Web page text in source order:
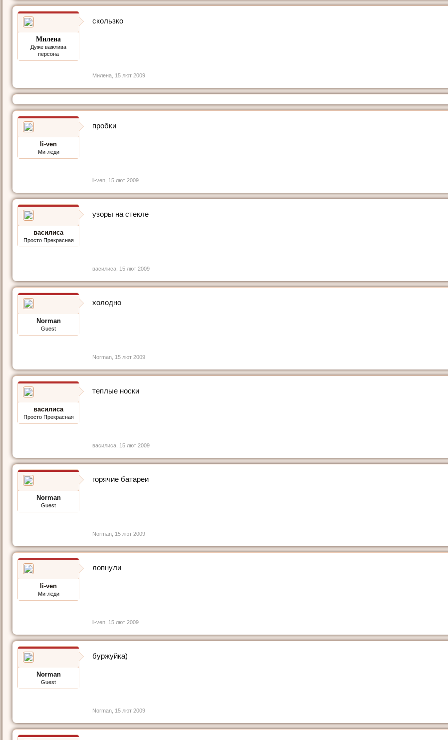
Милена
Дуже важлива
персона
скользко
Милена 15 лют 2009
li-ven
Ми-леди
пробки
li-ven 15 лют 2009
василиса
Просто Прекрасная
узоры на стекле
василиса 15 лют 2009
Norman
Guest
холодно
Norman 15 лют 2009
василиса
Просто Прекрасная
теплые носки
василиса 15 лют 2009
Norman
Guest
горячие батареи
Norman 15 лют 2009
li-ven
Ми-леди
лопнули
li-ven 15 лют 2009
Norman
Guest
буржуйка)
Norman 15 лют 2009